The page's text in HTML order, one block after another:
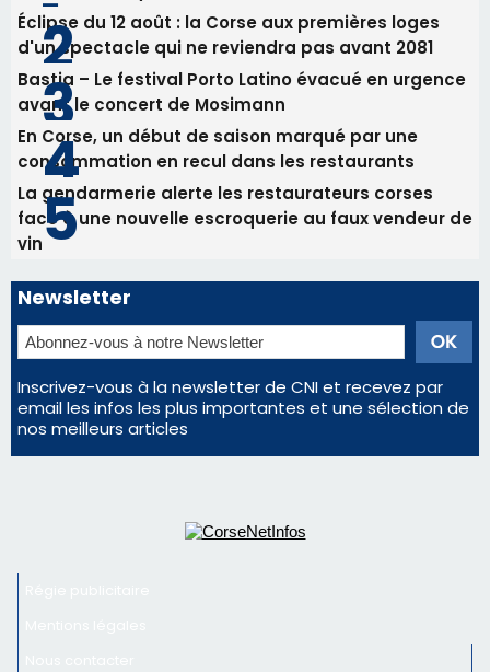
Éclipse du 12 août : la Corse aux premières loges
d'un spectacle qui ne reviendra pas avant 2081
Bastia – Le festival Porto Latino évacué en urgence
avant le concert de Mosimann
En Corse, un début de saison marqué par une
consommation en recul dans les restaurants
La gendarmerie alerte les restaurateurs corses
face à une nouvelle escroquerie au faux vendeur de
vin
Newsletter
Inscrivez-vous à la newsletter de CNI et recevez par
email les infos les plus importantes et une sélection de
nos meilleurs articles